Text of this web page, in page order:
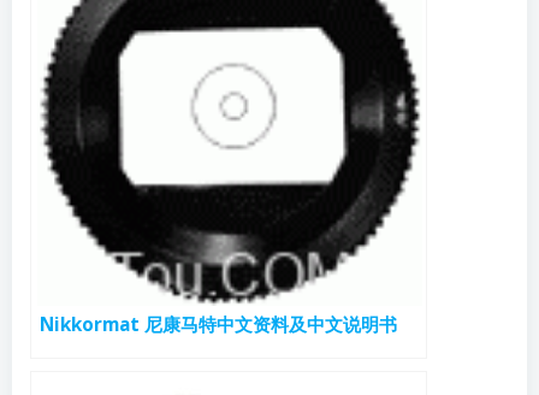
Nikkormat 尼康马特中文资料及中文说明书